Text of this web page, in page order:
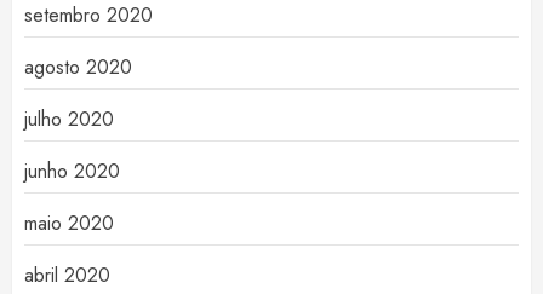
setembro 2020
agosto 2020
julho 2020
junho 2020
maio 2020
abril 2020